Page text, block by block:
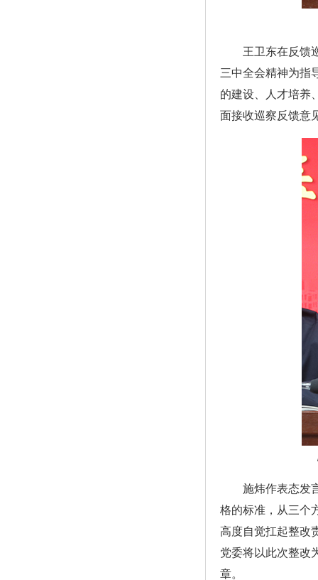
王卫东在反馈
三中全会精神为指
的建设、人才培养
面接收巡察反馈意
施炜作表态发
格的标准，从三个
高度自觉扛起整改
党委将以此次整改
章。